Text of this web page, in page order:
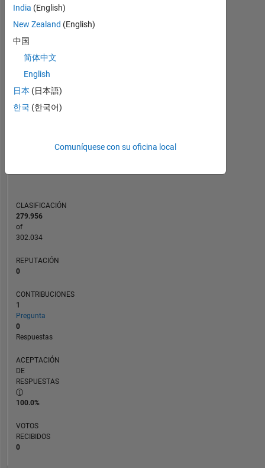
MATLAB Answers
CONTRIBUCIONES L
1
L
08/20
04/21
12/21
08/22
04/23 12/23
08/24
04/25
12/25
08/26
05/21
02/22
11/22
08/23
05/24
02/25
11/25 06/21 04/22 02/23 10/24
CLASIFICACIÓN
279.956
of
302.034
REPUTACIÓN
0
CONTRIBUCIONES
1
Pregunta
0
Respuestas
ACEPTACIÓN
DE
RESPUESTAS
100.0%
VOTOS
RECIBIDOS
0
India (English)
New Zealand (English)
中国
简体中文
English
日本 (日本語)
한국 (한국어)
Comuníquese con su oficina local